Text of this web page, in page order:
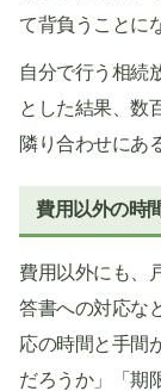
て背負うことに
自分で行う相続
とした結果、数
隣り合わせにあ
費用以外の時
費用以外にも、
答書への対応な
応の時間と手間
だろうか」「期